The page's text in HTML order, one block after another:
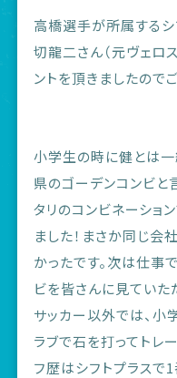
高橋選手が所属するシ
切龍二さん（元ヴェロ
ントを頂きましたので
小学生の時に健とは一
県のゴーデンコンビと
タリのコンビネーショ
ました！まさか同じ会
かったです。次は仕事
ビを皆さんに見ていた
サッカー以外では、小
ラブで石を打ってトレ
フ歴はシフトプラスで1